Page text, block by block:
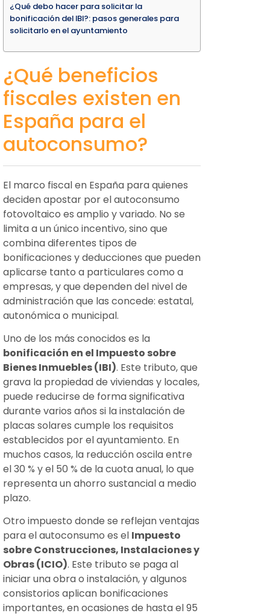
¿Qué debo hacer para solicitar la
bonificación del IBI?: pasos generales para
solicitarlo en el ayuntamiento
¿Qué beneficios
fiscales existen en
España para el
autoconsumo?
El marco fiscal en España para quienes
deciden apostar por el autoconsumo
fotovoltaico es amplio y variado. No se
limita a un único incentivo, sino que
combina diferentes tipos de
bonificaciones y deducciones que pueden
aplicarse tanto a particulares como a
empresas, y que dependen del nivel de
administración que las concede: estatal,
autonómica o municipal.
Uno de los más conocidos es la
bonificación en el Impuesto sobre
Bienes Inmuebles (IBI). Este tributo, que
grava la propiedad de viviendas y locales,
puede reducirse de forma significativa
durante varios años si la instalación de
placas solares cumple los requisitos
establecidos por el ayuntamiento. En
muchos casos, la reducción oscila entre
el 30 % y el 50 % de la cuota anual, lo que
representa un ahorro sustancial a medio
plazo.
Otro impuesto donde se reflejan ventajas
para el autoconsumo es el Impuesto
sobre Construcciones, Instalaciones y
Obras (ICIO). Este tributo se paga al
iniciar una obra o instalación, y algunos
consistorios aplican bonificaciones
importantes, en ocasiones de hasta el 95